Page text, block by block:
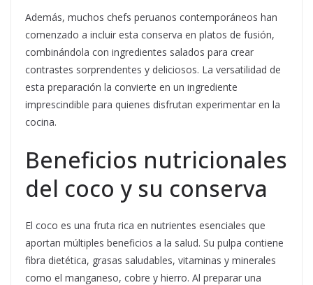
Además, muchos chefs peruanos contemporáneos han
comenzado a incluir esta conserva en platos de fusión,
combinándola con ingredientes salados para crear
contrastes sorprendentes y deliciosos. La versatilidad de
esta preparación la convierte en un ingrediente
imprescindible para quienes disfrutan experimentar en la
cocina.
Beneficios nutricionales
del coco y su conserva
El coco es una fruta rica en nutrientes esenciales que
aportan múltiples beneficios a la salud. Su pulpa contiene
fibra dietética, grasas saludables, vitaminas y minerales
como el manganeso, cobre y hierro. Al preparar una